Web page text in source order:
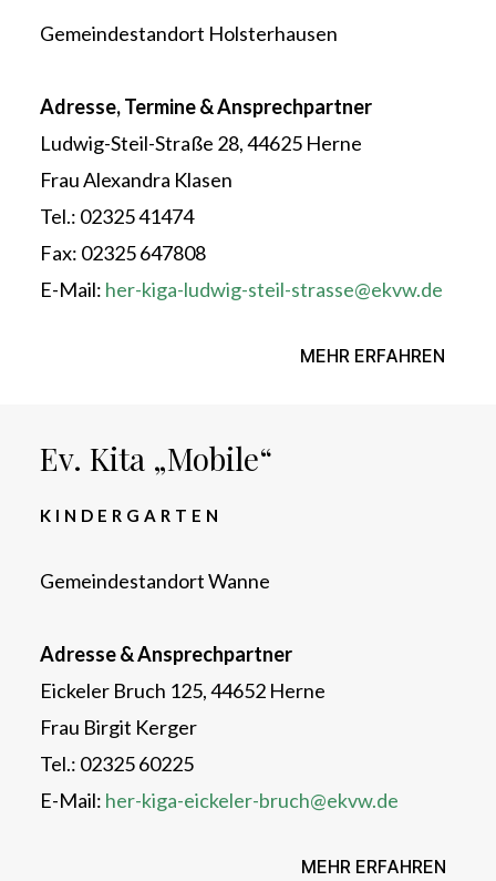
Gemeindestandort Holsterhausen
Adresse, Termine & Ansprechpartner
Ludwig-Steil-Straße 28, 44625 Herne
Frau Alexandra Klasen
Tel.: 02325 41474
Fax: 02325 647808
E-Mail: her-kiga-ludwig-steil-strasse@ekvw.de
MEHR ERFAHREN
Ev. Kita „Mobile“
KINDERGARTEN
Gemeindestandort Wanne
Adresse & Ansprechpartner
Eickeler Bruch 125, 44652 Herne
Frau Birgit Kerger
Tel.: 02325 60225
E-Mail: her-kiga-eickeler-bruch@ekvw.de
MEHR ERFAHREN